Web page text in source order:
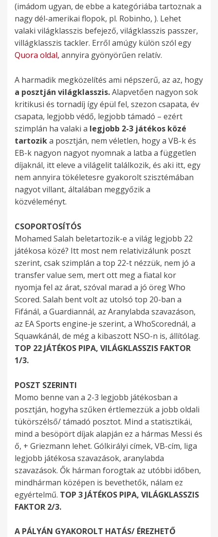
(imádom ugyan, de ebbe a kategóriába tartoznak a
nagy dél-amerikai flopok, pl. Robinho, ). Lehet
valaki világklasszis befejező, világklasszis passzer,
villágklasszis tackler. Erről amúgy külön szól egy
Quora oldal, annyira gyönyörűen relatív.
A harmadik megközelítés ami népszerű, az az, hogy
a posztján világklasszis.Alapvetően nagyon sok
kritikusi és tornadíj így épül fel, szezon csapata, év
csapata, legjobb védő, legjobb támadó – ezért
szimplán ha valaki a legjobb 2-3 játékos közé
tartozika posztján, nem véletlen, hogy a VB-k és
EB-k nagyon nagyot nyomnak a latba a független
díjaknál, itt eleve a világelit találkozik, és aki itt, egy
nem annyira tökéletesre gyakorolt szisztémában
nagyot villant, általában meggyőzik a
közvéleményt.
CSOPORTOSÍTÓS
Mohamed Salah beletartozik-e a világ legjobb 22
játékosa közé? Itt most nem relativizálunk poszt
szerint, csak szimplán a top 22-t nézzük, nem jó a
transfer value sem, mert ott meg a fiatal kor
nyomja fel az árat, szóval marad a jó öreg Who
Scored. Salah bent volt az utolsó top 20-ban a
Fifánál, a Guardiannál, az Aranylabda szavazáson,
az EA Sports engine-je szerint, a WhoScorednál, a
Squawkánál, de még a kibaszott NSO-n is, állítólag.
TOP 22 JÁTÉKOS PIPA, VILÁGKLASSZIS FAKTOR
1/3.
POSZT SZERINTI
Momo benne van a 2-3 legjobb játékosban a
posztján, hogyha szűken értlemezzük a jobb oldali
tükörszélső/ támadó posztot. Mind a statisztikái,
mind a besöpört díjak alapján ez a hármas Messi és
ő, + Griezmann lehet. Gólkirályi címek, VB-cím, liga
legjobb játékosa szavazások, aranylabda
szavazások. Ők hárman forogtak az utóbbi időben,
mindhárman középen is bevethetők, nálam ez
egyértelmű. TOP 3 JÁTÉKOS PIPA, VILÁGKLASSZIS
FAKTOR 2/3.
A PÁLYÁN GYAKOROLT HATÁS/ ÉREZHETŐ